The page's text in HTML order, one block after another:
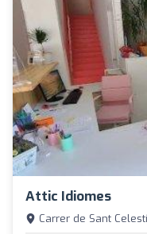
Attic Idiomes
Carrer de Sant